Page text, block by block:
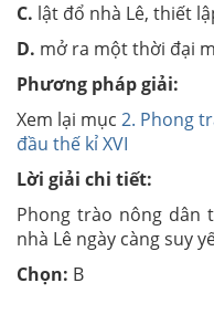
C. lật đổ nhà Lê, thiết
D. mở ra một thời đại
Phương pháp giải:
Xem lại mục 2. Phong
đầu thế kỉ XVI
Lời giải chi tiết:
Phong trào nông dân
nhà Lê ngày càng suy
Chọn: B